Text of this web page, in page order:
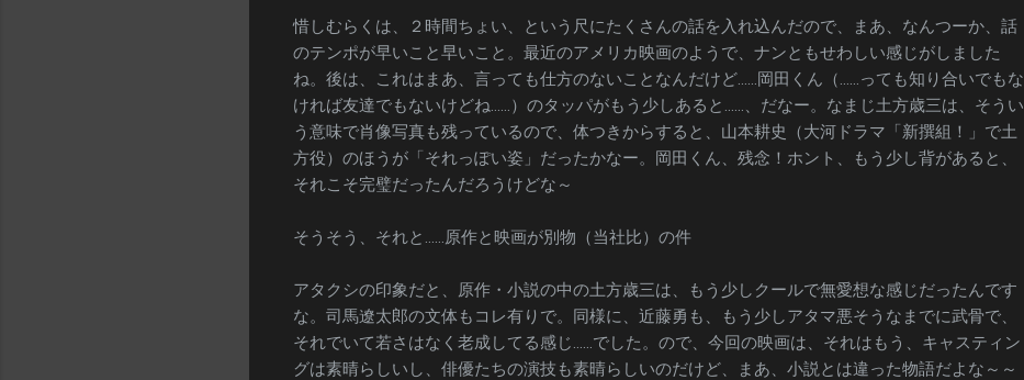
惜しむらくは、２時間ちょい、という尺にたくさんの話を入れ込んだので、まあ、なんつーか、話
のテンポが早いこと早いこと。最近のアメリカ映画のようで、ナンともせわしい感じがしました
ね。後は、これはまあ、言っても仕方のないことなんだけど……岡田くん（……っても知り合いでもな
ければ友達でもないけどね……）のタッパがもう少しあると……、だなー。なまじ土方歳三は、そうい
う意味で肖像写真も残っているので、体つきからすると、山本耕史（大河ドラマ「新撰組！」で土
方役）のほうが「それっぽい姿」だったかなー。岡田くん、残念！ホント、もう少し背があると、
それこそ完璧だったんだろうけどな～
そうそう、それと……原作と映画が別物（当社比）の件
アタクシの印象だと、原作・小説の中の土方歳三は、もう少しクールで無愛想な感じだったんです
な。司馬遼太郎の文体もコレ有りで。同様に、近藤勇も、もう少しアタマ悪そうなまでに武骨で、
それでいて若さはなく老成してる感じ……でした。ので、今回の映画は、それはもう、キャスティン
グは素晴らしいし、俳優たちの演技も素晴らしいのだけど、まあ、小説とは違った物語だよな～～